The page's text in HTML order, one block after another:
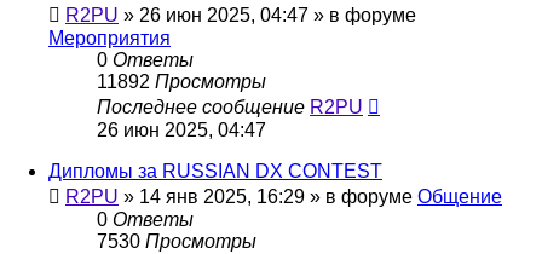
R2PU » 26 июн 2025, 04:47 » в форуме
Мероприятия
0 Ответы
11892 Просмотры
Последнее сообщение R2PU
26 июн 2025, 04:47
Дипломы за RUSSIAN DX CONTEST
R2PU » 14 янв 2025, 16:29 » в форуме Общение
0 Ответы
7530 Просмотры